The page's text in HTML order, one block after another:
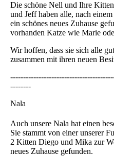
Die schöne Nell und Ihre
und Jeff haben alle, nach
ein schönes neues Zuhause
vorhanden Katze wie Marie
Wir hoffen, dass sie sich alle
zusammen mit ihren neuen
--------
Nala
Auch unsere Nala hat einen
Sie stammt von einer unserer
2 Kitten Diego und Mika zur
neues Zuhause gefunden.